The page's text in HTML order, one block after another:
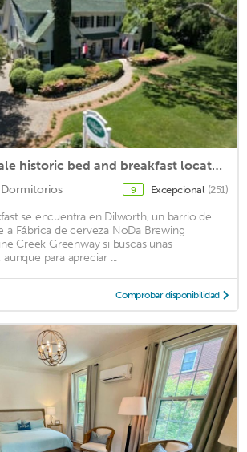
Elegant & upscale historic bed and breakfast located outside of uptown Charlotte
Dormitorios 9 Excepcional (251)
se encuentra en Dilworth, un barrio de
a Fábrica de cerveza NoDa Brewing
Creek Greenway si buscas unas
para apreciar ...
Comprobar disponibilidad